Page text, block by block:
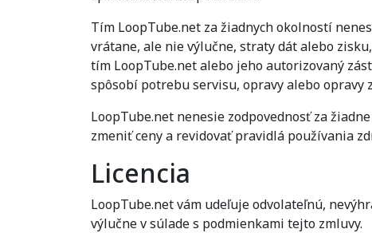
Tím LoopTube.net za žiadnych okolností
vrátane, ale nie výlučne, straty dát alebo
tím LoopTube.net alebo jeho autorizovaný
spôsobí potrebu servisu, opravy alebo opravy
LoopTube.net nenesie zodpovednosť za
zmeniť ceny a revidovať pravidlá používania
Licencia
LoopTube.net vám udeľuje odvolateľnú,
výlučne v súlade s podmienkami tejto zmluvy.